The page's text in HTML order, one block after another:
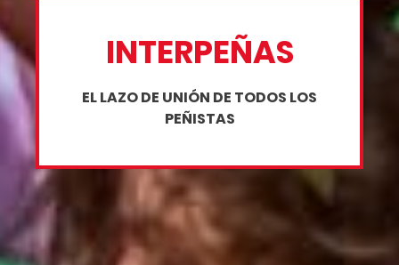
INTERPEÑAS
EL LAZO DE UNIÓN DE TODOS LOS
PEÑISTAS